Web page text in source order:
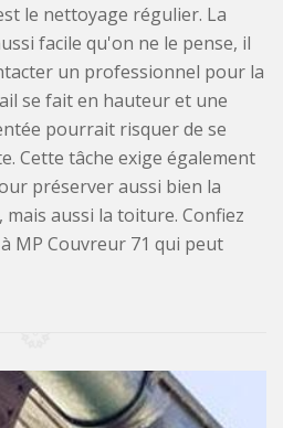
le nettoyage régulier. La
facile qu'on ne le pense, il
un professionnel pour la
se fait en hauteur et une
pourrait risquer de se
Cette tâche exige également
préserver aussi bien la
aussi la toiture. Confiez
MP Couvreur 71 qui peut